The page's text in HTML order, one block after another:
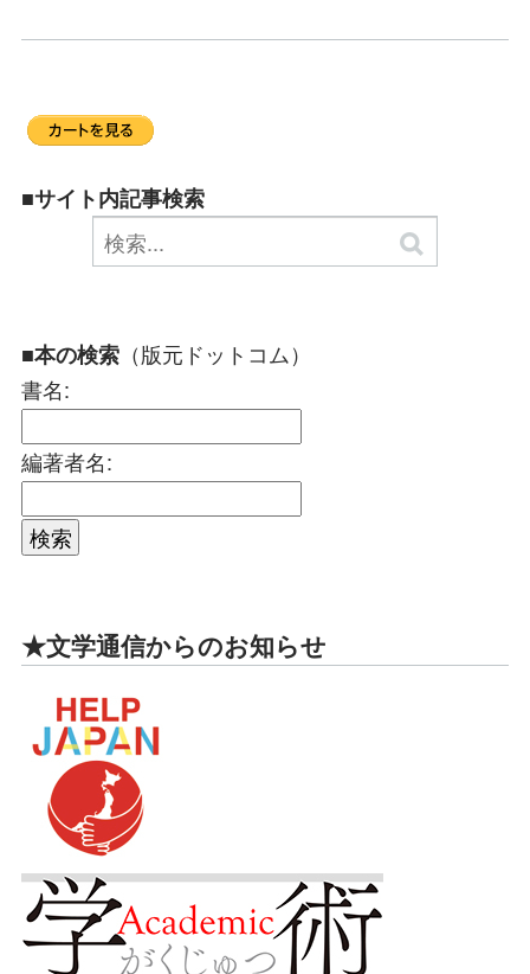
■サイト内記事検索
■本の検索 （版元ドットコム）
書名:
編著者名:
★文学通信からのお知らせ